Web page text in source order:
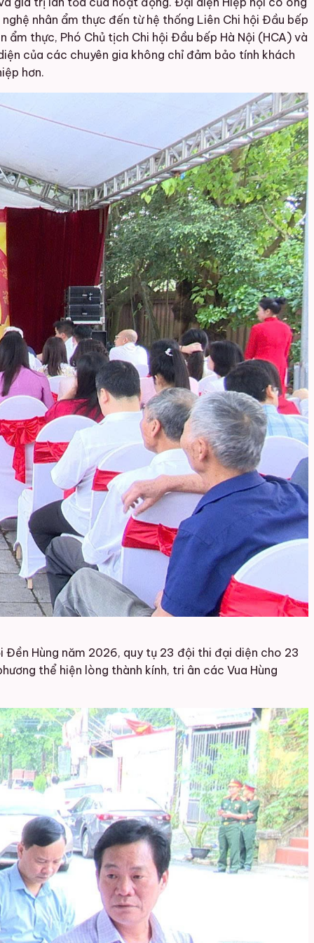
nhân ẩm thực đến từ hệ thống Liên Chi hội Đầu bếp
thực, Phó Chủ tịch Chi hội Đầu bếp Hà Nội (HCA) và
của các chuyên gia không chỉ đảm bảo tính khách
hơn.
Đền Hùng năm 2026, quy tụ 23 đội thi đại diện cho 23
thể hiện lòng thành kính, tri ân các Vua Hùng